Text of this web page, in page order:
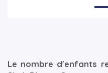
Le nombre d'enfants